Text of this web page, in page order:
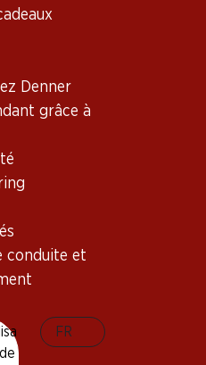
Denner
grâce à
conduite et
FR
la page
Denner. Inscrivez-
Succursales
Localisateur de succursales